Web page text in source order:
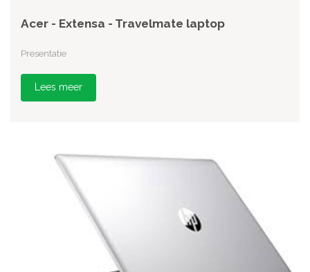
Acer - Extensa - Travelmate laptop
Presentatie
Lees meer